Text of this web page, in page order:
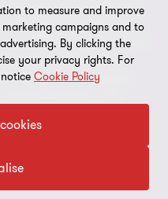
kunder, eller ett eller flera
Grant Thornton
Thornton International
utgör inget globalt
utgör en separat
förpliktar för varandra
handlingar eller
to measure and improve
campaigns and to
By clicking the
your privacy rights. For
Cookie Policy